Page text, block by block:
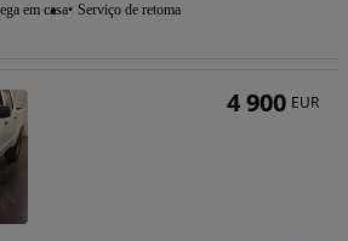
em casa Serviço de retoma
4 900 EUR